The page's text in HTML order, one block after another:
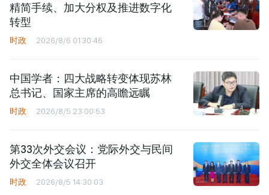
精简手续、加大分权及推进数字化
转型
时政 2026/8/6 01:30:46
中国学者：四大战略转变体现苏林
总书记、国家主席的高瞻远瞩
时政 2026/8/5 23:00:53
第33次外交会议：党际外交与民间
外交全体会议召开
时政 2026/8/5 14:30:03